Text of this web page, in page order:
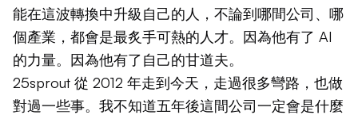
能在這波轉換中升級自己的人，不論到哪間公司、哪
個產業，都會是最炙手可熱的人才。因為他有了 AI
的力量。因為他有了自己的甘道夫。
25sprout 從 2012 年走到今天，走過很多彎路，也做
對過一些事。我不知道五年後這間公司一定會是什麼